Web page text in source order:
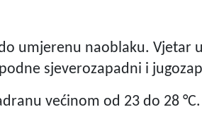
umjerenu naoblaku. Vjetar
sjeverozapadni i
većinom od 23 do 28 °C.